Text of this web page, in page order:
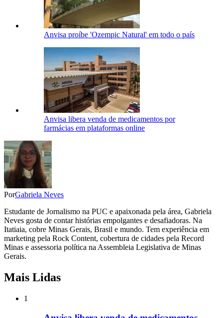
Anvisa proíbe 'Ozempic Natural' em todo o país
Anvisa libera venda de medicamentos por
farmácias em plataformas online
PorGabriela Neves
Estudante de Jornalismo na PUC e apaixonada pela área, Gabriela
Neves gosta de contar histórias empolgantes e desafiadoras. Na
Itatiaia, cobre Minas Gerais, Brasil e mundo. Tem experiência em
marketing pela Rock Content, cobertura de cidades pela Record
Minas e assessoria política na Assembleia Legislativa de Minas
Gerais.
Mais Lidas
1